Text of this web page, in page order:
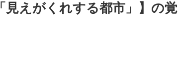
見えがくれする都市」】の覚